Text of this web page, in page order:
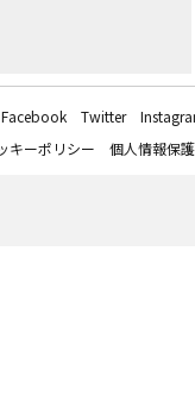
Facebook Twitter
キーポリシー 個人情報保